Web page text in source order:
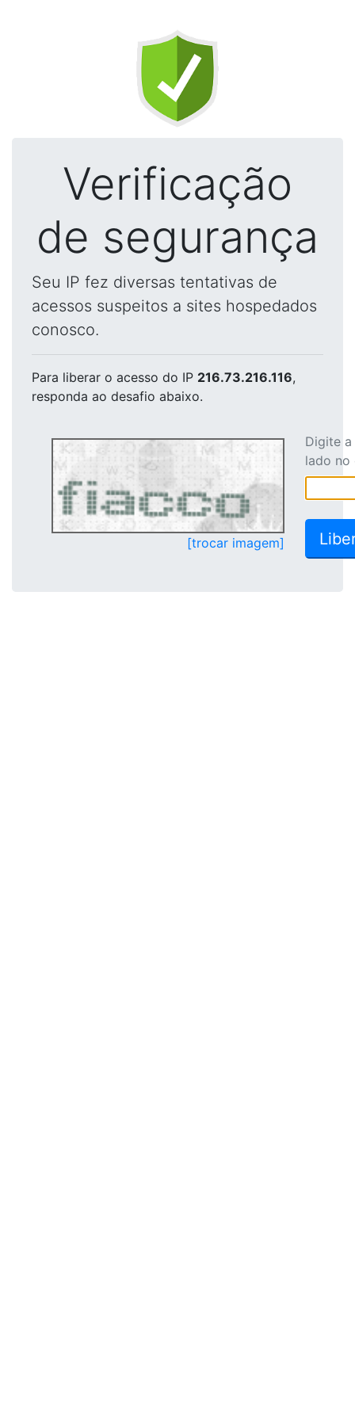
Verificação
de segurança
Seu IP fez diversas tentativas de
acessos suspeitos a sites hospedados
conosco.
Para liberar o acesso do IP 216.73.216.116,
responda ao desafio abaixo.
[trocar imagem]
Digite
lado no